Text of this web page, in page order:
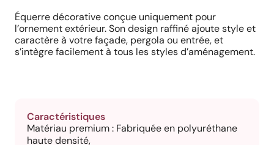
Équerre décorative conçue uniquement pour
l’ornement extérieur. Son design raffiné ajoute style et
caractère à votre façade, pergola ou entrée, et
s’intègre facilement à tous les styles d’aménagement.
Caractéristiques
Matériau premium : Fabriquée en polyuréthane
haute densité,